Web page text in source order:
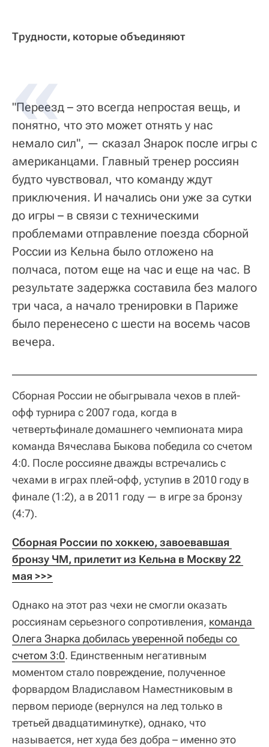
Трудности, которые объединяют
"Переезд – это всегда непростая вещь, и
понятно, что это может отнять у нас
немало сил", — сказал Знарок после игры с
американцами. Главный тренер россиян
будто чувствовал, что команду ждут
приключения. И начались они уже за сутки
до игры – в связи с техническими
проблемами отправление поезда сборной
России из Кельна было отложено на
полчаса, потом еще на час и еще на час. В
результате задержка составила без малого
три часа, а начало тренировки в Париже
было перенесено с шести на восемь часов
вечера.
Сборная России не обыгрывала чехов в плей-
офф турнира с 2007 года, когда в
четвертьфинале домашнего чемпионата мира
команда Вячеслава Быкова победила со счетом
4:0. После россияне дважды встречались с
чехами в играх плей-офф, уступив в 2010 году в
финале (1:2), а в 2011 году — в игре за бронзу
(4:7).
Сборная России по хоккею, завоевавшая
бронзу ЧМ, прилетит из Кельна в Москву 22
мая >>>
Однако на этот раз чехи не смогли оказать
россиянам серьезного сопротивления, команда
Олега Знарка добилась уверенной победы со
счетом 3:0. Единственным негативным
моментом стало повреждение, полученное
форвардом Владиславом Наместниковым в
первом периоде (вернулся на лед только в
третьей двадцатиминутке), однако, что
называется, нет худа без добра – именно это